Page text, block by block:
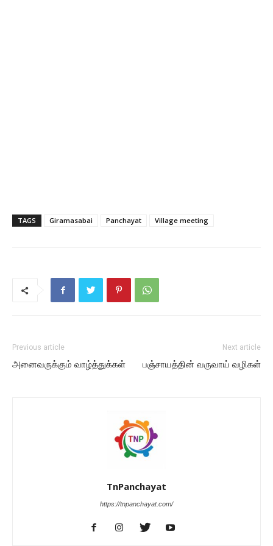
TAGS Giramasabai Panchayat Village meeting
Previous article
அனைவருக்கும் வாழ்த்துக்கள்
Next article
பஞ்சாயத்தின் வருவாய் வழிகள்
TnPanchayat
https://tnpanchayat.com/